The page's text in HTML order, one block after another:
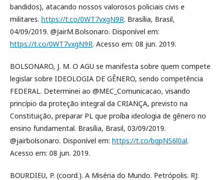
bandidos), atacando nossos valorosos policiais civis e
militares. https://t.co/0WT7vxgN9R. Brasília, Brasil,
04/09/2019. @JairM.Bolsonaro. Disponível em:
https://t.co/0WT7vxgN9R. Acesso em: 08 jun. 2019.
BOLSONARO, J. M. O AGU se manifesta sobre quem compete
legislar sobre IDEOLOGIA DE GÊNERO, sendo competência
FEDERAL. Determinei ao @MEC_Comunicacao, visando
princípio da proteção integral da CRIANÇA, previsto na
Constituição, preparar PL que proíba ideologia de gênero no
ensino fundamental. Brasília, Brasil, 03/09/2019.
@jairbolsonaro. Disponível em: https://t.co/bqpNS6l0al.
Acesso em: 08 jun. 2019.
BOURDIEU, P. (coord.). A Miséria do Mundo. Petrópolis. RJ: